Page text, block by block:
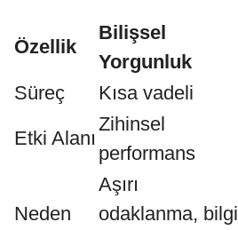
Özellik
Bilişsel
Yorgunluk
Süreç
Kısa vadeli
Etki Alanı
Zihinsel
performans
Neden
Aşırı
odaklanma, bilgi